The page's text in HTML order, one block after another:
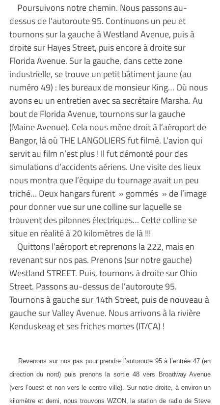
Poursuivons notre chemin. Nous passons au-
dessus de l’autoroute 95. Continuons un peu et
tournons sur la gauche à Westland Avenue, puis à
droite sur Hayes Street, puis encore à droite sur
Florida Avenue. Sur la gauche, dans cette zone
industrielle, se trouve un petit bâtiment jaune (au
numéro 49) : les bureaux de monsieur King… Où nous
avons eu un entretien avec sa secrétaire Marsha. Au
bout de Florida Avenue, tournons sur la gauche
(Maine Avenue). Cela nous mène droit à l’aéroport de
Bangor, là où THE LANGOLIERS fut filmé. L’avion qui
servit au film n’est plus ! Il fut démonté pour des
simulations d’accidents aériens. Une visite des lieux
nous montra que l’équipe du tournage avait un peu
triché… Deux hangars furent » gommés » de l’image
pour donner vue sur une colline sur laquelle se
trouvent des pilonnes électriques… Cette colline se
situe en réalité à 20 kilomètres de là !!!
Quittons l’aéroport et reprenons la 222, mais en
revenant sur nos pas. Prenons (sur notre gauche)
Westland STREET. Puis, tournons à droite sur Ohio
Street. Passons au-dessus de l’autoroute 95.
Tournons à gauche sur 14th Street, puis de nouveau à
gauche sur Valley Avenue. Nous arrivons à la rivière
Kenduskeag et ses friches mortes (IT/CA) !
Revenons sur nos pas pour prendre l’autoroute 95 à l’entrée 47 (en
direction du nord) puis prenons la sortie 48 vers Broadway Avenue
(vers l’ouest et non vers le centre ville). Sur notre droite, à environ un
kilomètre et demi, nous trouvons WZON, la station de radio de Steve